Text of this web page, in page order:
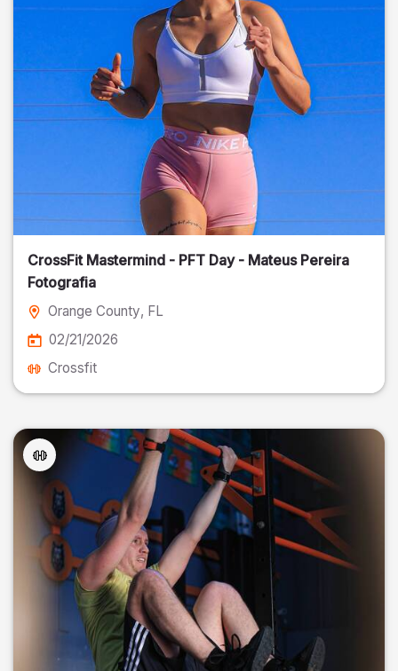
CrossFit Mastermind - PFT Day - Mateus Pereira
Fotografia
Orange County, FL
02/21/2026
Crossfit